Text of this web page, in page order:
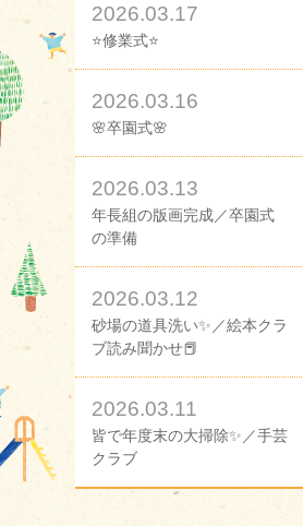
2026.03.17
⭐修業式⭐
2026.03.16
🌸卒園式🌸
2026.03.13
年長組の版画完成／卒園式
の準備
2026.03.12
砂場の道具洗い✨／絵本クラ
ブ読み聞かせ📕
2026.03.11
皆で年度末の大掃除✨／手芸
クラブ